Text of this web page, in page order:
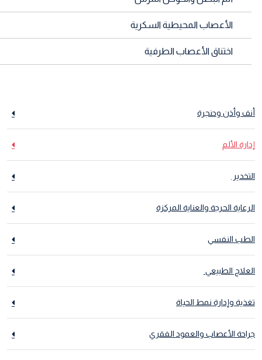
أنف وأذن وحنجرة
إدارة الألم
التخدير
الرعاية الحرجة والعناية المركزة
الطب النفسي
العلاج الطبيعي
تغذية وإدارة نمط الحياة
جراحة الأعصاب والعمود الفقري
الأعصاب المحيطية السكرية
اختناق الأعصاب الطرفية